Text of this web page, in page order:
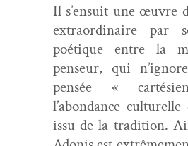
Il s’ensuit une œuvre
extra­or­di­naire par
poé­tique entre la
penseur, qui
pen­sée «
l’abondance cul­turelle
issu de la tra­di­tion.